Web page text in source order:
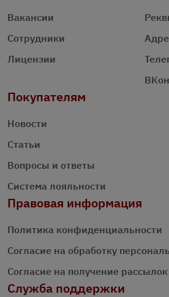
Вакансии
Сотрудники
Лицензии
Покупателям
Новости
Статьи
Вопросы и ответы
Система лояльности
Правовая информация
Политика конфиденциальности
Согласие на обработку
Согласие на получение рассылок
Служба поддержки